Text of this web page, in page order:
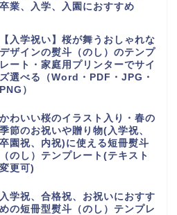
卒業、入学、入園におすすめ
【入学祝い】桜が舞うおしゃれな
デザインの熨斗（のし）のテンプ
レート・家庭用プリンターでサイ
ズ選べる（Word・PDF・JPG・
PNG）
かわいい桜のイラスト入り・春の
季節のお祝いや贈り物(入学祝、
卒園祝、内祝)に使える短冊熨斗
（のし）テンプレート(テキスト
変更可)
入学祝、合格祝、お祝いにおすす
めの短冊型熨斗（のし）テンプレ